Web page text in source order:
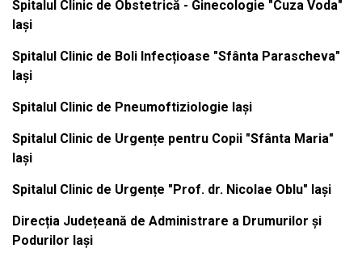
Spitalul Clinic de Obstetrică - Ginecologie "Cuza Voda"
Iași
Spitalul Clinic de Boli Infecțioase "Sfânta Parascheva"
Iași
Spitalul Clinic de Pneumoftiziologie Iași
Spitalul Clinic de Urgențe pentru Copii "Sfânta Maria"
Iași
Spitalul Clinic de Urgențe "Prof. dr. Nicolae Oblu" Iași
Direcția Județeană de Administrare a Drumurilor și
Podurilor Iași